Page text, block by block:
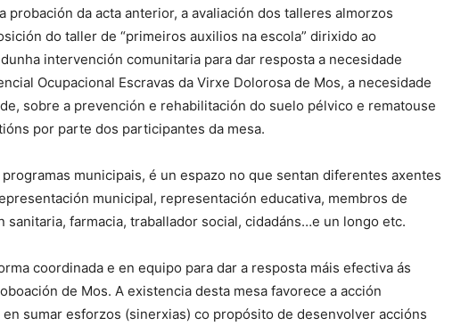
probación da acta anterior, a avaliación dos talleres almorzos
do taller de “primeiros auxilios na escola” dirixido ao
intervención comunitaria para dar resposta a necesidade
Ocupacional Escravas da Virxe Dolorosa de Mos, a necesidade
sobre a prevención e rehabilitación do suelo pélvico e rematouse
por parte dos participantes da mesa.
municipais, é un espazo no que sentan diferentes axentes
municipal, representación educativa, membros de
sanitaria, farmacia, traballador social, cidadáns…e un longo etc.
coordinada e en equipo para dar a resposta máis efectiva ás
de Mos. A existencia desta mesa favorece a acción
sumar esforzos (sinerxias) co propósito de desenvolver accións